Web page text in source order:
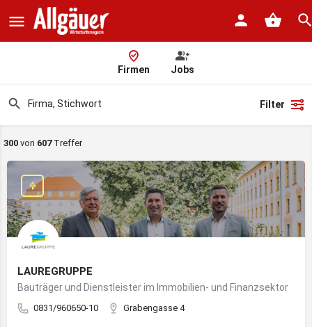
Firmen Jobs
Filter
300 von 607Treffer
LAUREGRUPPE
Bauträger und Dienstleister im Immobilien- und Finanzsektor
0831/960650-10 Grabengasse 4